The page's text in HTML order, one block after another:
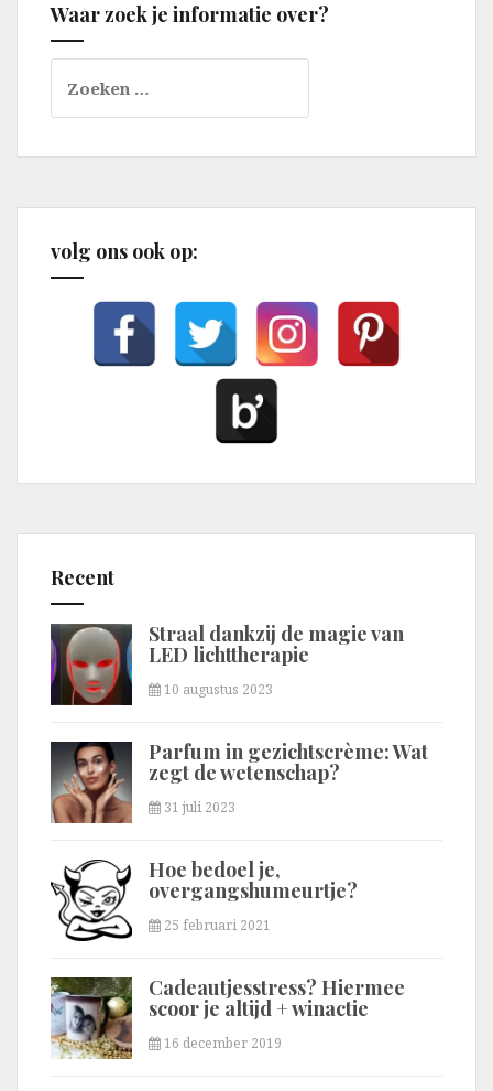
Waar zoek je informatie over?
naar:
volg ons ook op:
Recent
Straal dankzij de magie van
LED lichttherapie
10 augustus 2023
Parfum in gezichtscrème: Wat
zegt de wetenschap?
31 juli 2023
Hoe bedoel je,
overgangshumeurtje?
25 februari 2021
Cadeautjesstress? Hiermee
scoor je altijd + winactie
16 december 2019